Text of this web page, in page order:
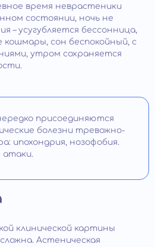
время неврастеники
состоянии, ночь не
– усугубляется бессонница,
кошмары, сон беспокойный, с
утром сохраняется
присоединяются
болезни тревожно-
ипохондрия, нозофобия.
атаки.
клинической картины
Астеническая